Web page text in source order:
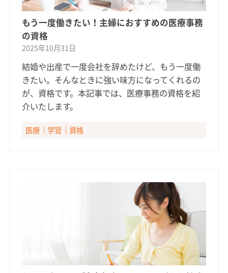
もう一度働きたい！主婦におすすめの医療事務
の資格
2025年10月31日
結婚や出産で一度会社を辞めたけど、もう一度働
きたい。そんなときに強い味方になってくれるの
が、資格です。本記事では、医療事務の資格を紹
介いたします。
医療 学習 資格